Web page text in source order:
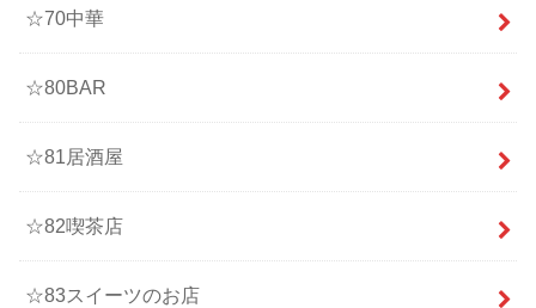
☆70中華
☆80BAR
☆81居酒屋
☆82喫茶店
☆83スイーツのお店